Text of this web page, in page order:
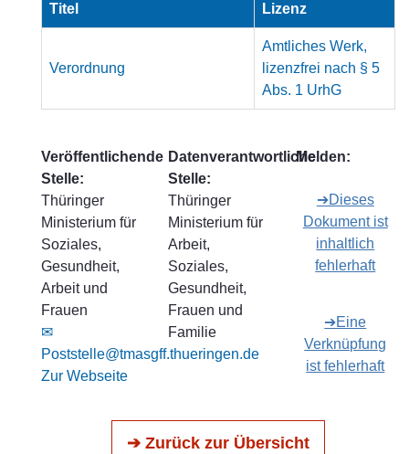
Titel Lizenz
Verordnung
Amtliches Werk,
lizenzfrei nach § 5
Abs. 1 UrhG
Veröffentlichende
Stelle:
Thüringer
Ministerium für
Soziales,
Gesundheit,
Arbeit und
Frauen
✉
Poststelle@tmasgff.thueringen.de
Zur Webseite
Datenverantwortliche
Stelle:
Thüringer
Ministerium für
Arbeit,
Soziales,
Gesundheit,
Frauen und
Familie
Melden:
➔Dieses
Dokument ist
inhaltlich
fehlerhaft
➔Eine
Verknüpfung
ist fehlerhaft
➔ Zurück zur Übersicht